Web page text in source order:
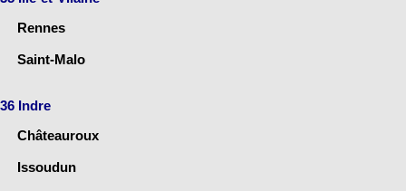
Rennes
Saint-Malo
36 Indre
Châteauroux
Issoudun